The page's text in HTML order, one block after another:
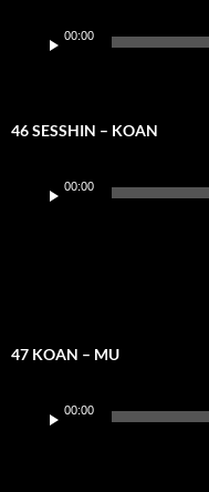
Player
00:00
46 SESSHIN – KOAN
Player
00:00
47 KOAN – MU
Player
00:00